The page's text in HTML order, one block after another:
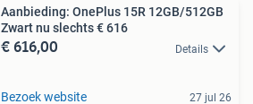
Aanbieding: OnePlus 15R 12GB/512GB
Zwart nu slechts € 616
€ 616,00 Details
Bezoek website 27 jul 26